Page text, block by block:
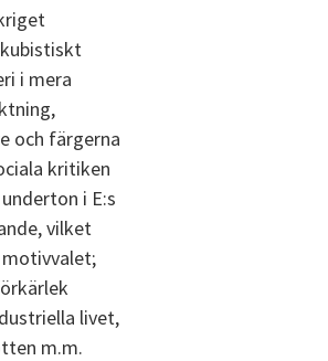
i mera
och färgerna
kritiken
i E:s
vilket
motivvalet;
livet,
m.m.